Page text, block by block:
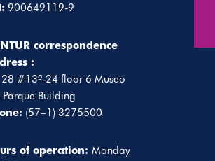
900649119-9
correspondence
:
#13ª-24 floor 6 Museo
Building
(57–1) 3275500
of operation: Monday